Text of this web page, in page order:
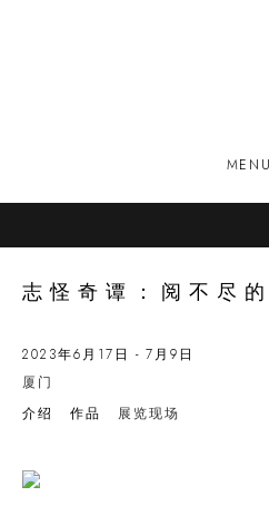
MENU
志怪奇谭：阅不尽
2023年6月17日 - 7月9日
厦门
介绍
作品 展览现场